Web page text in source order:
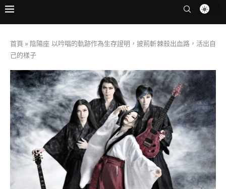
首頁 » 陰陽座 以吟唱的軌跡作為生存證明，披荊斬棘殺出血路，活出自
己的樣子